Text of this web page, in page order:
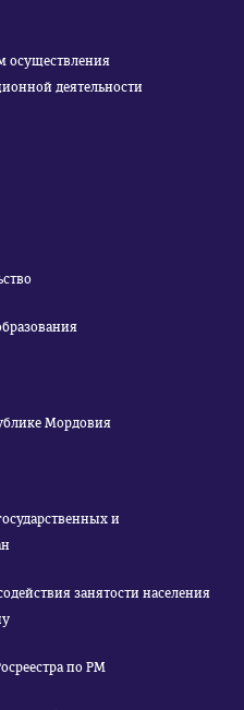
осуществления
деятельности
Мордовия
и
занятости населения
по РМ